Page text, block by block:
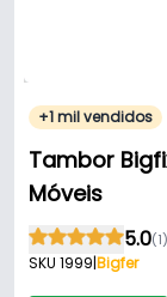
+1 mil vendidos
Tambor
Móveis
5.0(1)
SKU 1999|Bigfer